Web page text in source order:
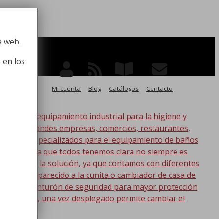
higiene
Mi cuenta Blog Catálogos Contacto
tipo de equipamiento industrial para la higiene y
para grandes empresas, comercios, restaurantes,
especializados para el equipamiento de baños
Esta idea que todos tenemos clara no siempre es
tenemos la solución, ya que contamos con diferentes
lo más parecido a la cunita o cambiador de casa de
con un cinturón de seguridad para mayor protección
la pared, una vez desplegado permite cambiar el
web.
en los